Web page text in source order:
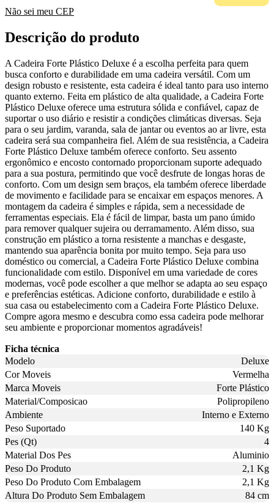
Não sei meu CEP
Descrição do produto
A Cadeira Forte Plástico Deluxe é a escolha perfeita para quem
busca conforto e durabilidade em uma cadeira versátil. Com um
design robusto e resistente, esta cadeira é ideal tanto para uso interno
quanto externo. Feita em plástico de alta qualidade, a Cadeira Forte
Plástico Deluxe oferece uma estrutura sólida e confiável, capaz de
suportar o uso diário e resistir a condições climáticas diversas. Seja
para o seu jardim, varanda, sala de jantar ou eventos ao ar livre, esta
cadeira será sua companheira fiel. Além de sua resistência, a Cadeira
Forte Plástico Deluxe também oferece conforto. Seu assento
ergonômico e encosto contornado proporcionam suporte adequado
para a sua postura, permitindo que você desfrute de longas horas de
conforto. Com um design sem braços, ela também oferece liberdade
de movimento e facilidade para se encaixar em espaços menores. A
montagem da cadeira é simples e rápida, sem a necessidade de
ferramentas especiais. Ela é fácil de limpar, basta um pano úmido
para remover qualquer sujeira ou derramamento. Além disso, sua
construção em plástico a torna resistente a manchas e desgaste,
mantendo sua aparência bonita por muito tempo. Seja para uso
doméstico ou comercial, a Cadeira Forte Plástico Deluxe combina
funcionalidade com estilo. Disponível em uma variedade de cores
modernas, você pode escolher a que melhor se adapta ao seu espaço
e preferências estéticas. Adicione conforto, durabilidade e estilo à
sua casa ou estabelecimento com a Cadeira Forte Plástico Deluxe.
Compre agora mesmo e descubra como essa cadeira pode melhorar
seu ambiente e proporcionar momentos agradáveis!
Ficha técnica
Modelo
Deluxe
Cor Moveis
Vermelha
Marca Moveis
Forte Plástico
Material/Composicao
Polipropileno
Ambiente
Interno e Externo
Peso Suportado
140 Kg
Pes (Qt)
4
Material Dos Pes
Aluminio
Peso Do Produto
2,1 Kg
Peso Do Produto Com Embalagem
2,1 Kg
Altura Do Produto Sem Embalagem
84 cm